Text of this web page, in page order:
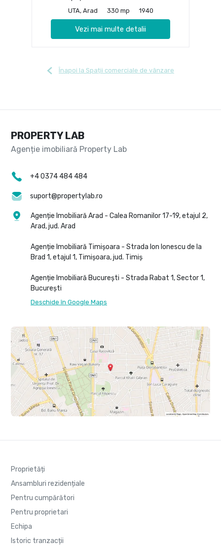
UTA, Arad
330 mp 1940
Vezi mai multe detalii
Înapoi la Spații comerciale de vânzare
PROPERTY LAB
+4 0374 484 484
suport@propertylab.ro
Agenție Imobiliară Arad - Calea Romanilor 17-19, etajul 2,
Arad, jud. Arad
Agenție Imobiliară Timișoara - Strada Ion Ionescu de la
Brad 1, etajul 1, Timișoara, jud. Timiș
Agenție Imobiliară București - Strada Rabat 1, Sector 1,
București
Deschide în Google Maps
Proprietăți
Ansambluri rezidențiale
Pentru cumpărători
Pentru proprietari
Echipa
Istoric tranzacții